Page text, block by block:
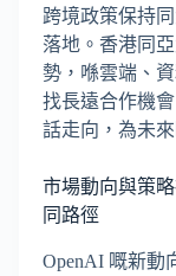
跨境政策保持
落地。香港同
勢，喺雲端、
找長遠合作機
話走向，為未
市場動向與策
同路徑
OpenAI 嘅新動